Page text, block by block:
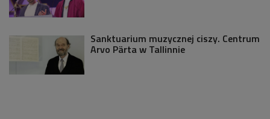
Sanktuarium muzycznej ciszy. Centrum
Arvo Pärta w Tallinnie